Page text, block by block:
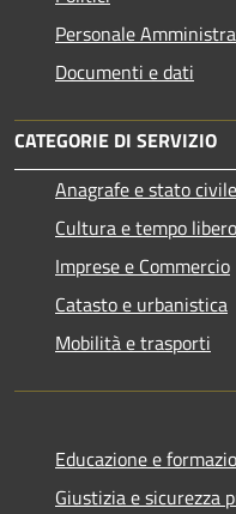
Personale
Documenti e dati
CATEGORIE DI SERVIZIO
Anagrafe e stato civile
Cultura e tempo libero
Imprese e Commercio
Catasto e urbanistica
Mobilità e trasporti
Educazione e
Giustizia e sicurezza